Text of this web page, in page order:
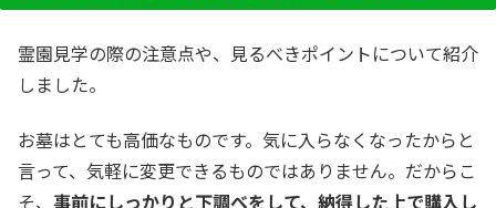
霊園見学の際の注意点や、見るべきポイントについて紹介
しました。
お墓はとても高価なものです。気に入らなくなったからと
言って、気軽に変更できるものではありません。だからこ
そ、 事前にしっかりと下調べをして、納得した上で購入し